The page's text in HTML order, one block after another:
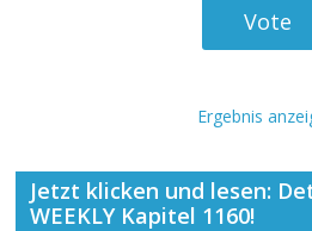
Ergebnis
Jetzt klicken und lesen:
WEEKLY Kapitel 1160!